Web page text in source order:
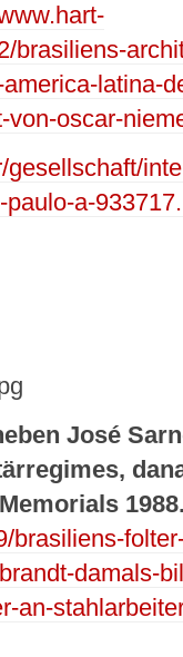
brasiliens-
latina-
oscar-
a-
José
brasiliens-
damals-
an-